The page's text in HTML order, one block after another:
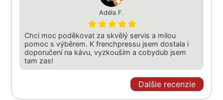
Adéla F.
Chci moc poděkovat za skvělý servis a milou
pomoc s výběrem. K frenchpressu jsem dostala i
doporučení na kávu, vyzkouším a cobydub jsem
tam zas!
Dalšie recenzie